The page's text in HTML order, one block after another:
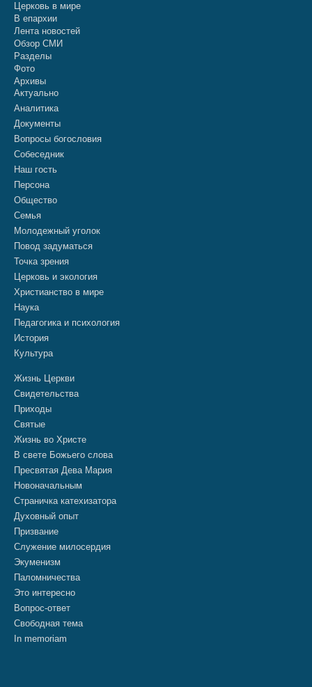
Церковь в мире
В епархии
Лента новостей
Обзор СМИ
Разделы
Фото
Архивы
Актуально
Аналитика
Документы
Вопросы богословия
Собеседник
Наш гость
Персона
Общество
Семья
Молодежный уголок
Повод задуматься
Точка зрения
Церковь и экология
Христианство в мире
Наука
Педагогика и психология
История
Культура
Жизнь Церкви
Свидетельства
Приходы
Святые
Жизнь во Христе
В свете Божьего слова
Пресвятая Дева Мария
Новоначальным
Страничка катехизатора
Духовный опыт
Призвание
Служение милосердия
Экуменизм
Паломничества
Это интересно
Вопрос-ответ
Свободная тема
In memoriam